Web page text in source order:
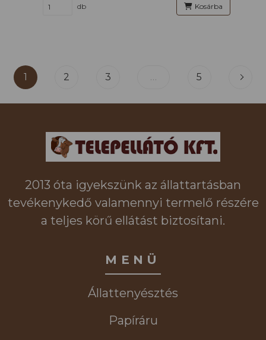
db Kosárba
1 2 3 … 5
2013 óta igyekszünk az állattartásban
tevékenykedő valamennyi termelő részére
a teljes körű ellátást biztosítani.
MENÜ
Állattenyésztés
Papíráru